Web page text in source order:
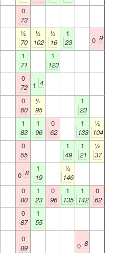
0
73
½
70
½
102
½
16
1
23
0 9
1
71
1
123
0
72
1 4
0
60
½
95
1
23
1
83
1
96
0
62
1
133
½
104
0
55
1
49
1
21
½
37
0 8
1
19
½
146
0
80
1
23
0
96
1
135
1
142
0
62
0
87
1
55
0
89
0 8